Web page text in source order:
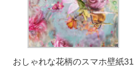
おしゃれな花柄のスマホ壁紙31